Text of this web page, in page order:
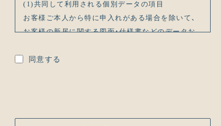
(1)共同して利用される個別データの項目
お客様ご本人から特に申入れがある場合を除いて、
お客様の新居に関する図面・仕様書などのデータお
同意する